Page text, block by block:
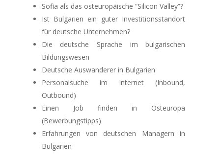
Sofia als das osteuropäische “Silicon Valley”?
Ist Bulgarien ein guter Investitionsstandort
für deutsche Unternehmen?
Die deutsche Sprache im bulgarischen
Bildungswesen
Deutsche Auswanderer in Bulgarien
Personalsuche im Internet (Inbound,
Outbound)
Einen Job finden in Osteuropa
(Bewerbungstipps)
Erfahrungen von deutschen Managern in
Bulgarien